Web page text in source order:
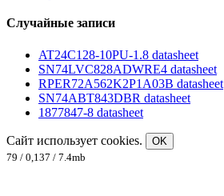
Случайные записи
AT24C128-10PU-1.8 datasheet
SN74LVC828ADWRE4 datasheet
RPER72A562K2P1A03B datasheet
SN74ABT843DBR datasheet
1877847-8 datasheet
Сайт использует cookies.
OK
79 / 0,137 / 7.4mb